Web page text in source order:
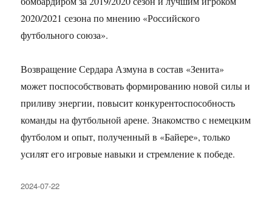
2020/2021 сезона по мнению «Российского
футбольного союза».
Возвращение Сердара Азмуна в состав «Зенита»
может поспособствовать формированию новой силы и
приливу энергии, повысит конкурентоспособность
команды на футбольной арене. Знакомство с немецким
футболом и опыт, полученный в «Байере», только
усилят его игровые навыки и стремление к победе.
Опубликовано
2024-07-22